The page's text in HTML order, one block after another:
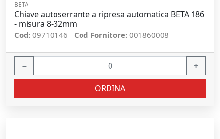
BETA
Chiave autoserrante a ripresa automatica BETA 186
- misura 8-32mm
Cod: 09710146 Cod Fornitore: 001860008
− +
ORDINA